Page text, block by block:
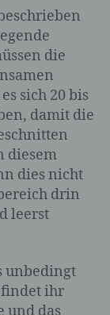
die
sich 20 bis
damit die
diesem
dies nicht
drin
leerst
unbedingt
ihr
ist die
Ziel,
Daten,